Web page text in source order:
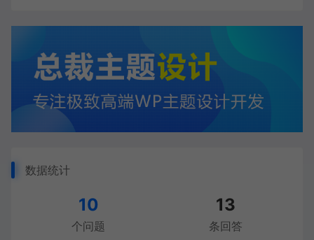
数据统计
10
个问题
13
条回答